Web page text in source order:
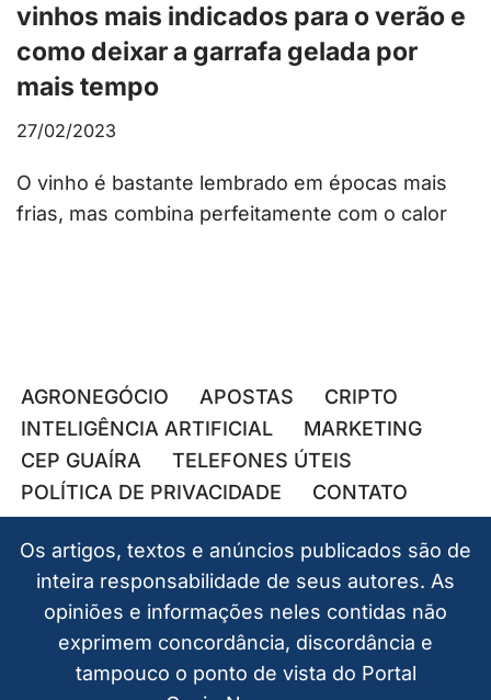
vinhos mais indicados para o verão e
como deixar a garrafa gelada por
mais tempo
27/02/2023
O vinho é bastante lembrado em épocas mais
frias, mas combina perfeitamente com o calor
AGRONEGÓCIO APOSTAS
CRIPTO
INTELIGÊNCIA ARTIFICIAL
MARKETING
CEP GUAÍRA
TELEFONES ÚTEIS
POLÍTICA DE PRIVACIDADE
CONTATO
Os artigos, textos e anúncios publicados são de
inteira responsabilidade de seus autores. As
opiniões e informações neles contidas não
exprimem concordância, discordância e
tampouco o ponto de vista do Portal